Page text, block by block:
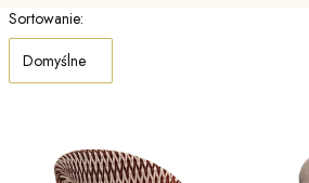
Lista produktów
Sortowanie:
Domyślne